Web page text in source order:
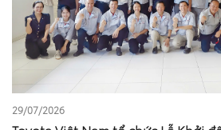
29/07/2026